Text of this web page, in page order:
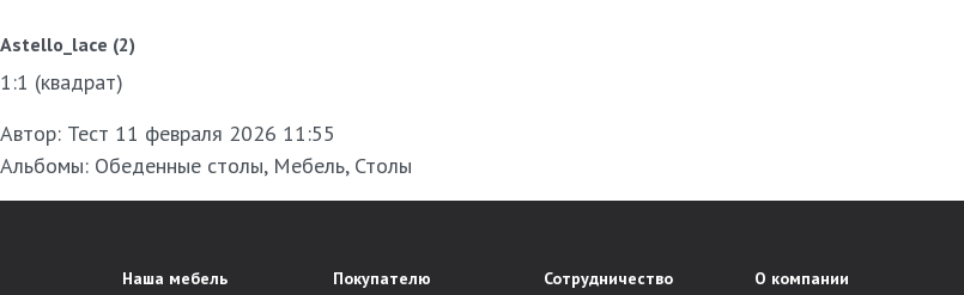
Astello_lace (2)
1:1 (квадрат)
Автор: Тест 11 февраля 2026 11:55
Альбомы: Обеденные столы, Мебель, Столы
Наша мебель Покупателю Сотрудничество О компании